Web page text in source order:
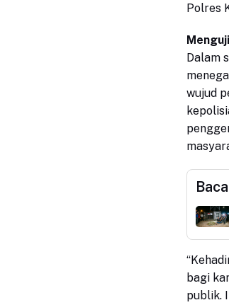
Polres
Dalam
wujud
bagi
publik.